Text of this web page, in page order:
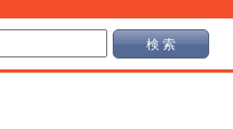
検 索